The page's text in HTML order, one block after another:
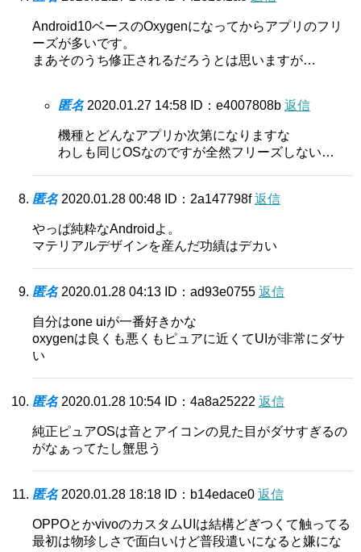
Android10ベースのOxygenになってからアプリのフリ
ーズが多いです。
まあそのうち修正されるだろうとは思いますが…
匿名 2020.01.27 14:58 ID：e4007808b 返信
機種とどんなアプリか次第になりますな
わしも同じOSなのですが全然フリーズしない…
匿名 2020.01.28 00:48 ID：2a147798f返信
やっぱ純粋なAndroidよ。
マテリアルデザインを産んだ功績はデカい
匿名 2020.01.28 04:13 ID：ad93e0755 返信
自分はone uiが一番好きかな
oxygenは良くも悪くもピュアに近くてUIが非常にダサ
い
匿名 2020.01.28 10:54 ID：4a8a25222 返信
純正ピュアOSは音とアイコンの見た目がダサすぎるの
がなぁってたし蟹思う
匿名 2020.01.28 18:18 ID：b14edace0 返信
OPPOとかvivoのカスタムUIは結構どぎつくて触ってる
最初は物珍しさで面白いけど普段遣いになると嫌にな